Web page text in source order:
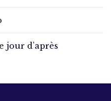
jour d’après